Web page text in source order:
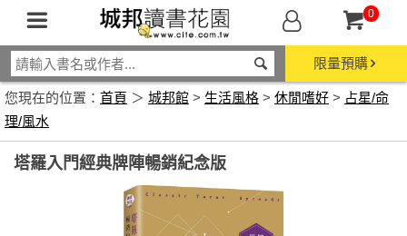
0
限量預購
您現在的位置： 首頁 ＞ 城邦館 > 生活風格 > 休閒嗜好 > 占星/命
理/風水
塔羅入門經典牌陣暢銷紀念版